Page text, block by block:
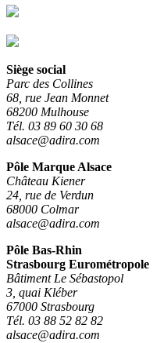
Siège social
Parc des Collines
68, rue Jean Monnet
68200 Mulhouse
Tél. 03 89 60 30 68
alsace@adira.com
Pôle Marque Alsace
Château Kiener
24, rue de Verdun
68000 Colmar
alsace@adira.com
Pôle Bas-Rhin
Strasbourg Eurométropole
Bâtiment Le Sébastopol
3, quai Kléber
67000 Strasbourg
Tél. 03 88 52 82 82
alsace@adira.com